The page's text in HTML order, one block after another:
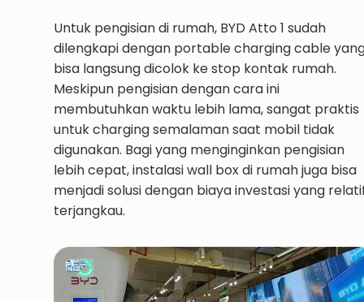
Untuk pengisian di rumah, BYD Atto 1 sudah
dilengkapi dengan portable charging cable
bisa langsung dicolok ke stop kontak rumah.
Meskipun pengisian dengan cara ini
membutuhkan waktu lebih lama, sangat praktis
untuk charging semalaman saat mobil tidak
digunakan. Bagi yang menginginkan pengisian
lebih cepat, instalasi wall box di rumah juga bisa
menjadi solusi dengan biaya investasi yang
terjangkau.